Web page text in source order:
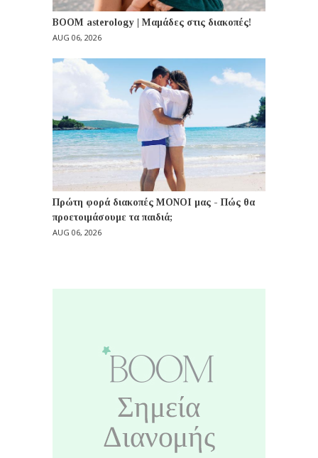
BOOM asterology | Μαμάδες στις διακοπές!
AUG 06, 2026
Πρώτη φορά διακοπές ΜΟΝΟΙ μας - Πώς θα
προετοιμάσουμε τα παιδιά;
AUG 06, 2026